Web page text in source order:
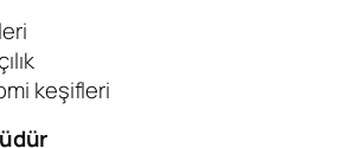
keşifleri